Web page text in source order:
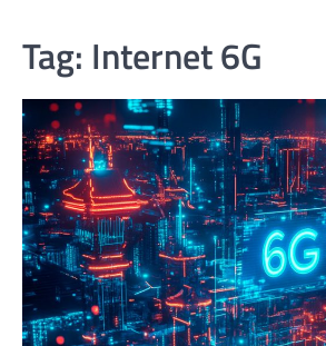
Tag: Internet 6G